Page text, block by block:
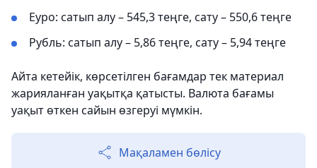
Еуро: сатып алу – 545,3 теңге, сату – 550,6 теңге
Рубль: сатып алу – 5,86 теңге, сату – 5,94 теңге
Айта кетейік, көрсетілген бағамдар тек материал
жарияланған уақытқа қатысты. Валюта бағамы
уақыт өткен сайын өзгеруі мүмкін.
Мақаламен бөлісу